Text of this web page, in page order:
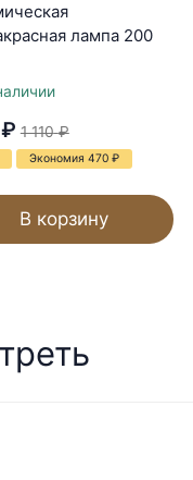
лампа 200
₽ 1 110 ₽
Экономия 470 ₽
В корзину